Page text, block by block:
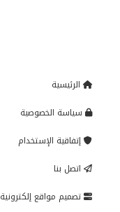
الرئيسية
سياسة الخصوصية
إتفاقية الإستخدام
اتصل بنا
تصميم مواقع إلكترونية